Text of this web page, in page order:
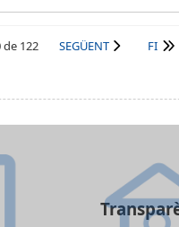
de 122 SEGÜENT FI